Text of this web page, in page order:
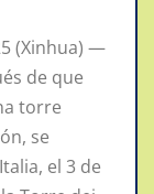
(Xinhua) —
de que
torre
se
el 3 de